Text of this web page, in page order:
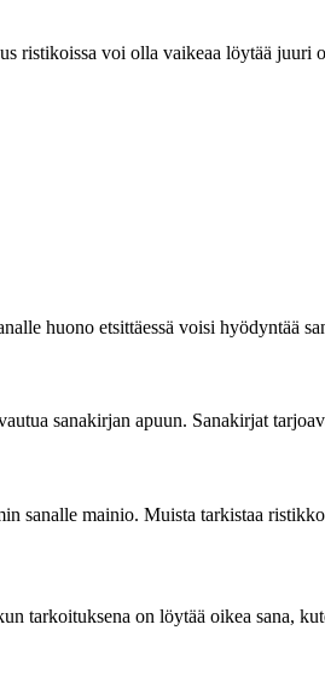
ristikoissa voi olla vaikeaa löytää
huono etsittäessä voisi hyödyntää
sanakirjan apuun. Sanakirjat
sanalle mainio. Muista tarkistaa
tarkoituksena on löytää oikea sana,